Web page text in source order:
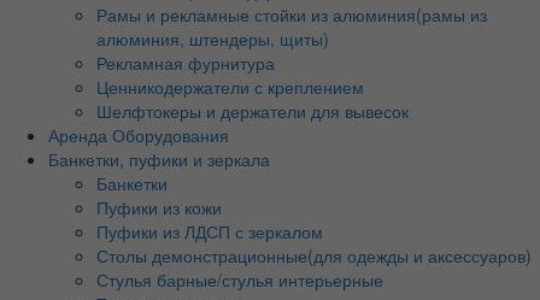
Рамы и рекламные стойки из алюминия(рамы из
алюминия, штендеры, щиты)
Рекламная фурнитура
Ценникодержатели с креплением
Шелфтокеры и держатели для вывесок
Аренда Оборудования
Банкетки, пуфики и зеркала
Банкетки
Пуфики из кожи
Пуфики из ЛДСП с зеркалом
Столы демонстрационные(для одежды и аксессуаров)
Стулья барные/стулья интерьерные